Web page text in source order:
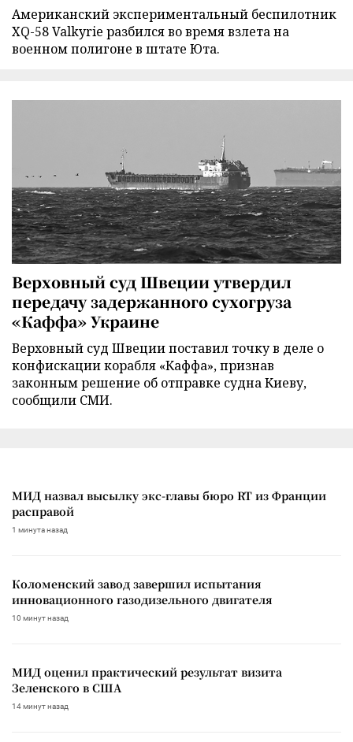
Американский экспериментальный беспилотник
XQ-58 Valkyrie разбился во время взлета на
военном полигоне в штате Юта.
Верховный суд Швеции утвердил
передачу задержанного сухогруза
«Каффа» Украине
Верховный суд Швеции поставил точку в деле о
конфискации корабля «Каффа», признав
законным решение об отправке судна Киеву,
сообщили СМИ.
МИД назвал высылку экс-главы бюро RT из Франции
расправой
1 минута назад
Коломенский завод завершил испытания
инновационного газодизельного двигателя
10 минут назад
МИД оценил практический результат визита
Зеленского в США
14 минут назад